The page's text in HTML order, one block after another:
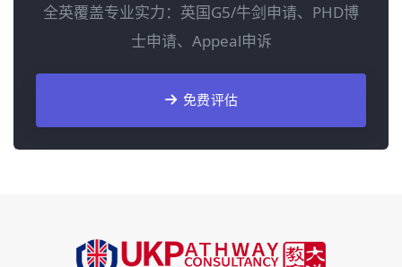
全英覆盖专业实力：英国G5/牛剑申请、PHD博
士申请、Appeal申诉
免费评估